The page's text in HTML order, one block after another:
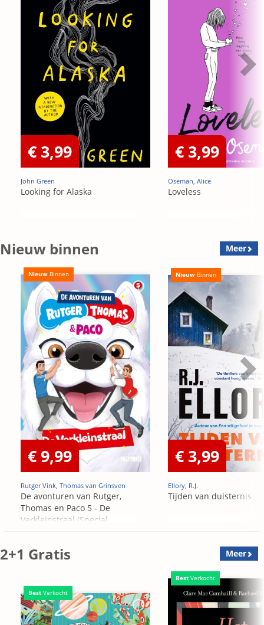
€ 3,99
John Green
Looking for Alaska
€ 3,99
Oseman, Alice
Loveless
Nieuw binnen Meer
Nieuw Binnen
€ 9,99
Rutger Vink, Thomas van Grinsven
De avonturen van Rutger,
Thomas en Paco 5 - De
Verkleinstraal (Special
Nieuw Binnen
€ 3,99
Ellory, R.J.
Tijden van duisternis
2+1 Gratis Meer
Best Verkocht
Best Verkocht